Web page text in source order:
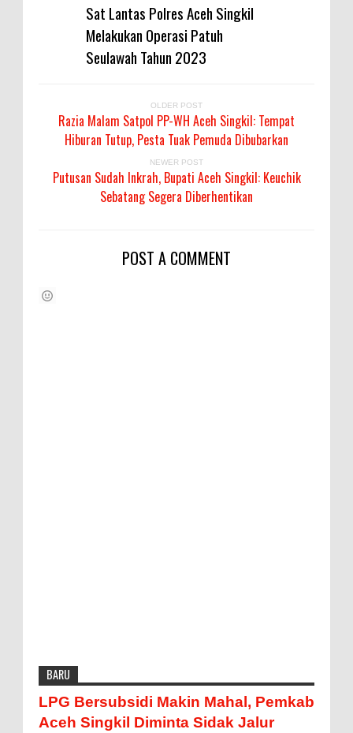
Sat Lantas Polres Aceh Singkil
Melakukan Operasi Patuh
Seulawah Tahun 2023
OLDER POST
Razia Malam Satpol PP-WH Aceh Singkil: Tempat
Hiburan Tutup, Pesta Tuak Pemuda Dibubarkan
NEWER POST
Putusan Sudah Inkrah, Bupati Aceh Singkil: Keuchik
Sebatang Segera Diberhentikan
POST A COMMENT
BARU
LPG Bersubsidi Makin Mahal, Pemkab
Aceh Singkil Diminta Sidak Jalur